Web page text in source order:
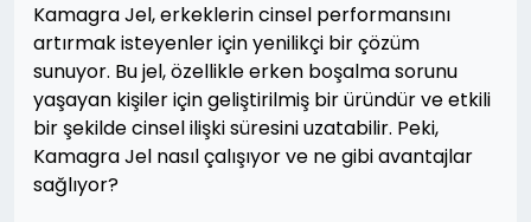
Kamagra Jel, erkeklerin cinsel performansını
artırmak isteyenler için yenilikçi bir çözüm
sunuyor. Bu jel, özellikle erken boşalma sorunu
yaşayan kişiler için geliştirilmiş bir üründür ve etkili
bir şekilde cinsel ilişki süresini uzatabilir. Peki,
Kamagra Jel nasıl çalışıyor ve ne gibi avantajlar
sağlıyor?